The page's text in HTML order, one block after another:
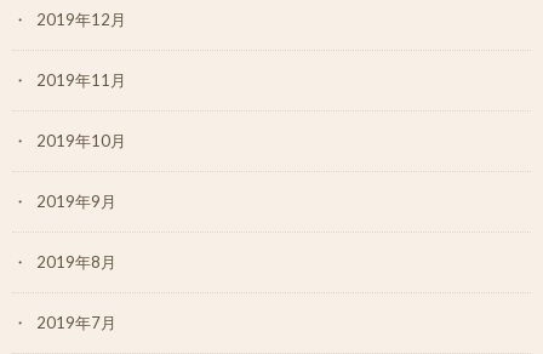
2019年12月
2019年11月
2019年10月
2019年9月
2019年8月
2019年7月